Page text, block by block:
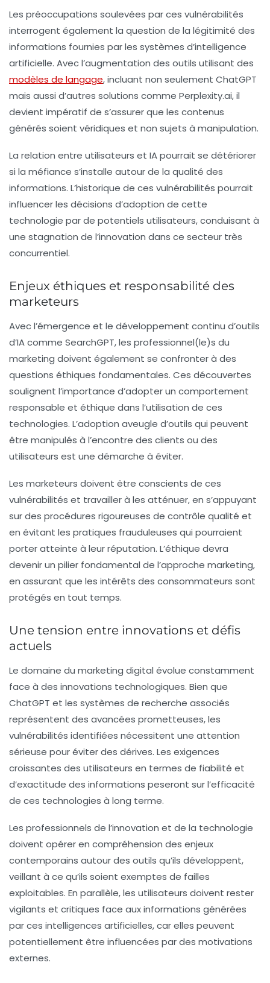
Les préoccupations soulevées par ces vulnérabilités
interrogent également la question de la légitimité des
informations fournies par les systèmes d’intelligence
artificielle. Avec l’augmentation des outils utilisant des
modèles de langage, incluant non seulement ChatGPT
mais aussi d’autres solutions comme Perplexity.ai, il
devient impératif de s’assurer que les contenus
générés soient véridiques et non sujets à manipulation.
La relation entre utilisateurs et IA pourrait se détériorer
si la méfiance s’installe autour de la qualité des
informations. L’historique de ces vulnérabilités pourrait
influencer les décisions d’adoption de cette
technologie par de potentiels utilisateurs, conduisant à
une stagnation de l’innovation dans ce secteur très
concurrentiel.
Enjeux éthiques et responsabilité des
marketeurs
Avec l’émergence et le développement continu d’outils
d’IA comme SearchGPT, les professionnel(le)s du
marketing doivent également se confronter à des
questions éthiques fondamentales. Ces découvertes
soulignent l’importance d’adopter un comportement
responsable et éthique dans l’utilisation de ces
technologies. L’adoption aveugle d’outils qui peuvent
être manipulés à l’encontre des clients ou des
utilisateurs est une démarche à éviter.
Les marketeurs doivent être conscients de ces
vulnérabilités et travailler à les atténuer, en s’appuyant
sur des procédures rigoureuses de contrôle qualité et
en évitant les pratiques frauduleuses qui pourraient
porter atteinte à leur réputation. L’éthique devra
devenir un pilier fondamental de l’approche marketing,
en assurant que les intérêts des consommateurs sont
protégés en tout temps.
Une tension entre innovations et défis
actuels
Le domaine du marketing digital évolue constamment
face à des innovations technologiques. Bien que
ChatGPT et les systèmes de recherche associés
représentent des avancées prometteuses, les
vulnérabilités identifiées nécessitent une attention
sérieuse pour éviter des dérives. Les exigences
croissantes des utilisateurs en termes de fiabilité et
d’exactitude des informations peseront sur l’efficacité
de ces technologies à long terme.
Les professionnels de l’innovation et de la technologie
doivent opérer en compréhension des enjeux
contemporains autour des outils qu’ils développent,
veillant à ce qu’ils soient exemptes de failles
exploitables. En parallèle, les utilisateurs doivent rester
vigilants et critiques face aux informations générées
par ces intelligences artificielles, car elles peuvent
potentiellement être influencées par des motivations
externes.